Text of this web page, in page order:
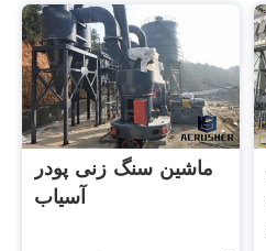
ماشین سنگ زنی پودر
آسیاب